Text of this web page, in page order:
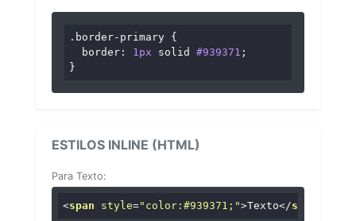
.border-primary {
border : 1px solid #939371 ;
}
ESTILOS INLINE (HTML)
Para Texto:
<span style="color:#939371;">Texto</span